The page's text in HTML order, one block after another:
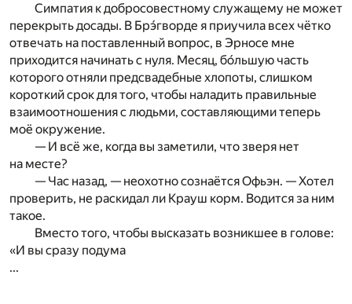
Симпатия к добросовестному служащему не может
перекрыть досады. В Брэ́гворде я приучила всех чётко
отвечать на поставленный вопрос, в Эрносе мне
приходится начинать с нуля. Месяц, бо́льшую часть
которого отняли предсвадебные хлопоты, слишком
короткий срок для того, чтобы наладить правильные
взаимоотношения с людьми, составляющими теперь
моё окружение.
— И всё же, когда вы заметили, что зверя нет
на месте?
— Час назад, — неохотно сознаётся Офьэн. — Хотел
проверить, не раскидал ли Крауш корм. Водится за ним
такое.
Вместо того, чтобы высказать возникшее в голове:
«И вы сразу подума
...